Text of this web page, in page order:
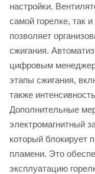
настройки.
самой горелке, так
позволяет
сжигания.
цифровым
этапы сжигания,
также
Дополнительные
электромагнитный
который блокирует
пламени. Это
эксплуатацию